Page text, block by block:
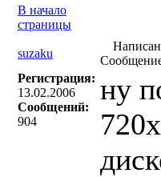
В начало
страницы
suzaku
Регистрация:
13.02.2006
Сообщений:
904
ну